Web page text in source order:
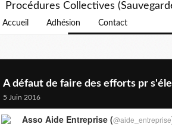
Procédures Collectives
Accueil Adhésion Contact
A défaut de faire des efforts pr
5 Juin 2016
Asso Aide Entreprise (@aide_entreprise